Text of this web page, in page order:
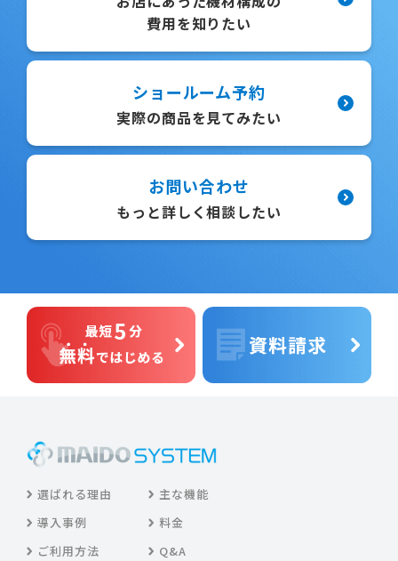
費用を知りたい
ショールーム予約
実際の商品を見てみたい
お問い合わせ
もっと詳しく相談したい
選ばれる理由
主な機能
導入事例
料金
ご利用方法
Q&A